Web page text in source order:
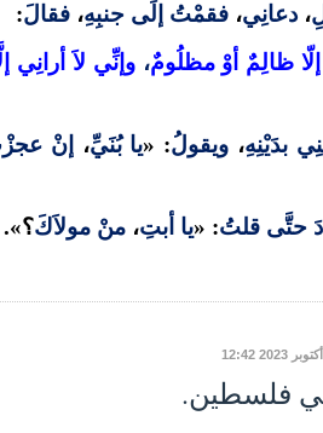
، دعانِي، فقمْتُ إلَى جنبِهِ، فقالَ:
إلّا ظالِمٌ أوْ مظلُومٌ،وإنِّي لاَ أرانِي
بدَيْنِهِ، ويقولُ: «يا بُنَيِّ، إنْ
حتَّى قلتُ: «يا أبتِ، منْ مولاَكَ؟».
فلسطين.